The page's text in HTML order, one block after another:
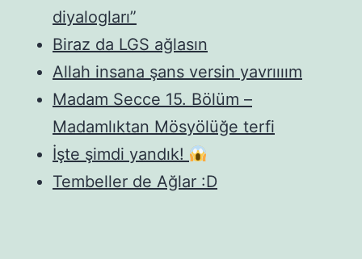
diyalogları”
Biraz da LGS ağlasın
Allah insana şans versin yavrıııım
Madam Secce 15. Bölüm –
Madamlıktan Mösyölüğe terfi
İşte şimdi yandık!
Tembeller de Ağlar :D